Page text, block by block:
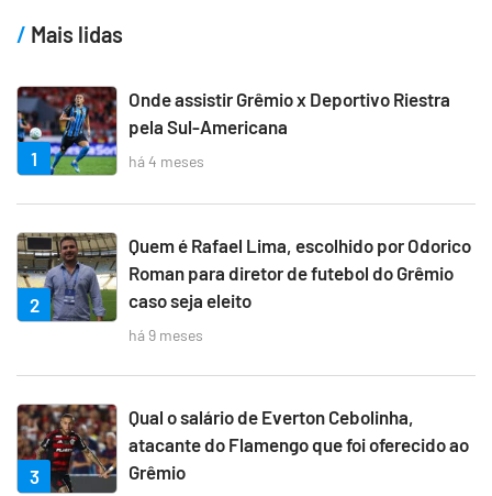
Mais lidas
1
Onde assistir Grêmio x Deportivo Riestra
pela Sul-Americana
há 4 meses
2
Quem é Rafael Lima, escolhido por Odorico
Roman para diretor de futebol do Grêmio
caso seja eleito
há 9 meses
3
Qual o salário de Everton Cebolinha,
atacante do Flamengo que foi oferecido ao
Grêmio